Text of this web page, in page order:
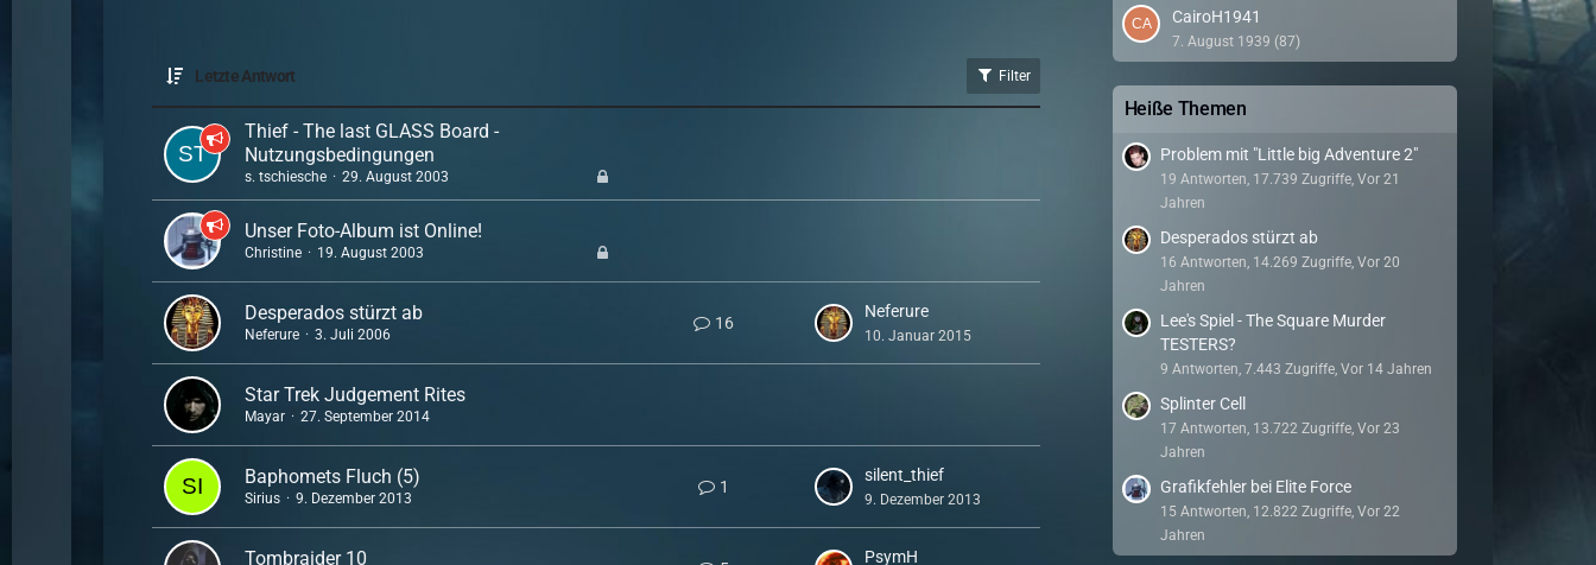
Letzte Antwort Filter
Thief - The last GLASS Board -
Nutzungsbedingungen
s. tschiesche 29. August 2003
Unser Foto-Album ist Online!
Christine 19. August 2003
Desperados stürzt ab
Neferure 3. Juli 2006
16
Neferure
10. Januar 2015
Star Trek Judgement Rites
Mayar 27. September 2014
Baphomets Fluch (5)
Sirius 9. Dezember 2013
1
silent_thief
9. Dezember 2013
Tombraider 10 PsymH
CairoH1941
7. August 1939 (87)
Heiße Themen
Problem mit "Little big Adventure 2"
19 Antworten, 17.739 Zugriffe, Vor 21
Jahren
Desperados stürzt ab
16 Antworten, 14.269 Zugriffe, Vor 20
Jahren
Lee's Spiel - The Square Murder
TESTERS?
9 Antworten, 7.443 Zugriffe, Vor 14 Jahren
Splinter Cell
17 Antworten, 13.722 Zugriffe, Vor 23
Jahren
Grafikfehler bei Elite Force
15 Antworten, 12.822 Zugriffe, Vor 22
Jahren